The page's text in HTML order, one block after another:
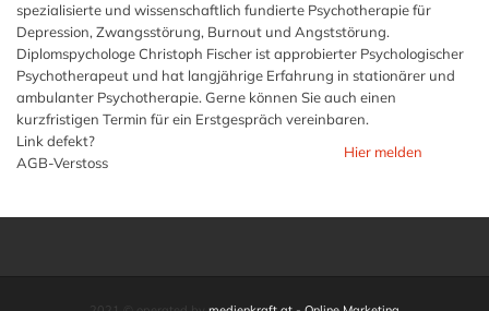
spezialisierte und wissenschaftlich fundierte Psychotherapie für
Depression, Zwangsstörung, Burnout und Angststörung.
Diplomspychologe Christoph Fischer ist approbierter Psychologischer
Psychotherapeut und hat langjährige Erfahrung in stationärer und
ambulanter Psychotherapie. Gerne können Sie auch einen
kurzfristigen Termin für ein Erstgespräch vereinbaren.
Link defekt?
AGB-Verstoss
Hier melden